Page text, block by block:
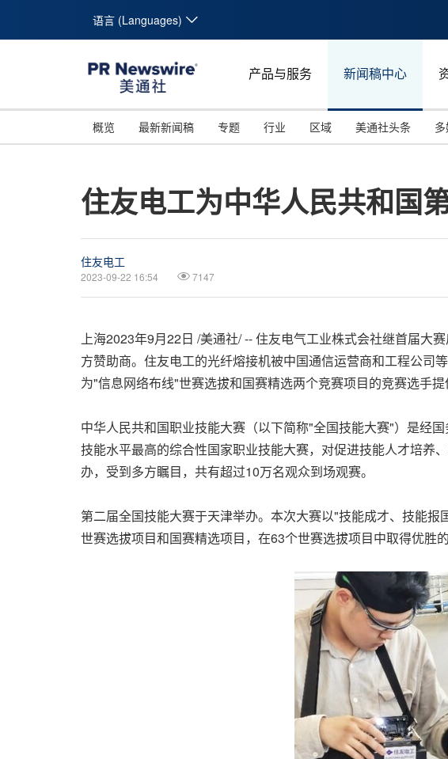
语言 (Languages)
产品与服务 新闻稿中心
概览 最新新闻稿 专题 行业 区域 美通社头条
住友电工为中华人民共和国
住友电工
2023-09-22 16:54 7147
上海2023年9月22日 /美通社/ -- 住友电气工业株式会社继首届大
方赞助商。住友电工的光纤熔接机被中国通信运营商和工程公司
为"信息网络布线"世赛选拔和国赛精选两个竞赛项目的竞赛选手
中华人民共和国职业技能大赛（以下简称"全国技能大赛"）是经
技能水平最高的综合性国家职业技能大赛，对促进技能人才培养
办，受到多方瞩目，共有超过10万名观众到场观赛。
第二届全国技能大赛于天津举办。本次大赛以"技能成才、技能
世赛选拔项目和国赛精选项目，在63个世赛选拔项目中取得优